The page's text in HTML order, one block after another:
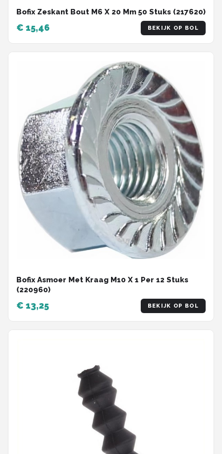
Bofix Zeskant Bout M6 X 20 Mm 50 Stuks (217620)
€ 15,46 BEKIJK OP BOL
Bofix Asmoer Met Kraag M10 X 1 Per 12 Stuks
(220960)
€ 13,25 BEKIJK OP BOL